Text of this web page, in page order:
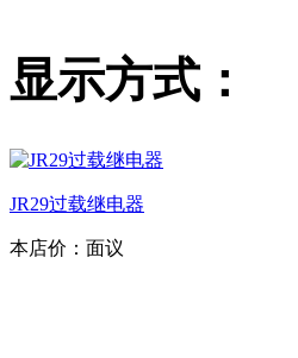
显示方式：
JR29过载继电器
本店价： 面议